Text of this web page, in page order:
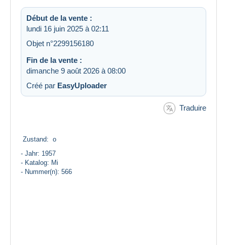
Début de la vente :
lundi 16 juin 2025 à 02:11
Objet n°2299156180
Fin de la vente :
dimanche 9 août 2026 à 08:00
Créé par EasyUploader
Traduire
Zustand: o
- Jahr: 1957
- Katalog: Mi
- Nummer(n): 566